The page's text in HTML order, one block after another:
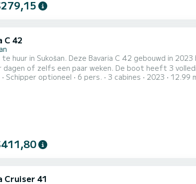
C 42
huur in Sukošan. Deze Bavaria C 42 gebouwd in
paar weken. De boot heeft 3 volledig uitgeruste hut(ten) en een capaciteit van 6 personen. Met een
van 13 meter is het uw beste bondgenoot om
Schipper optioneel 6 pers. 3 cabines 2023 12.99
Cruiser 41